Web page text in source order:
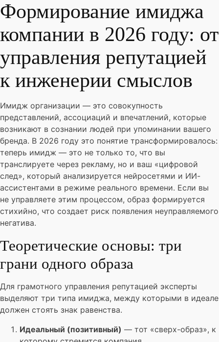
Формирование имиджа
компании в 2026 году: от
управления репутацией
к инженерии смыслов
Имидж организации — это совокупность
представлений, ассоциаций и впечатлений, которые
возникают в сознании людей при упоминании вашего
бренда. В 2026 году это понятие трансформировалось:
теперь имидж — это не только то, что вы
транслируете через рекламу, но и ваш «цифровой
след», который анализируется нейросетями и ИИ-
ассистентами в режиме реального времени. Если вы
не управляете этим процессом, образ формируется
стихийно, что создает риск появления неуправляемого
негатива.
Теоретические основы: три
грани одного образа
Для грамотного управления репутацией эксперты
выделяют три типа имиджа, между которыми в идеале
должен стоять знак равенства.
Идеальный (позитивный) — тот «сверх-образ», к